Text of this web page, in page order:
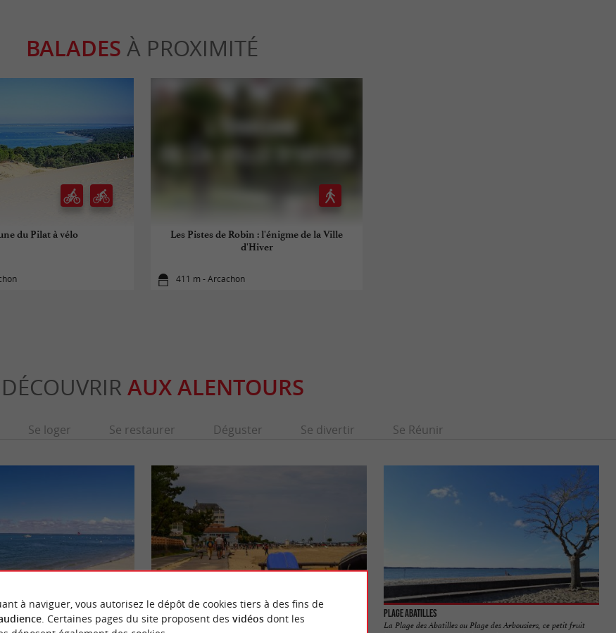
BALADES À PROXIMITÉ
du Pilat à vélo
Les Pistes de Robin : l'énigme de la Ville
d'Hiver
411 m - Arcachon
AUX ALENTOURS
Se loger Se restaurer Déguster Se divertir Se Réunir
de la ville d'Arcachon. On la nomme
Plage Eyrac
Près de la jetée du même nom (où se pratique la pêche), c'est
Plage Abatilles
La Plage des Abatilles ou Plage des Arbousiers, ce petit fruit
à naviguer, vous autorisez le dépôt de cookies tiers à des fins de
. Certaines pages du site proposent des vidéosdont les